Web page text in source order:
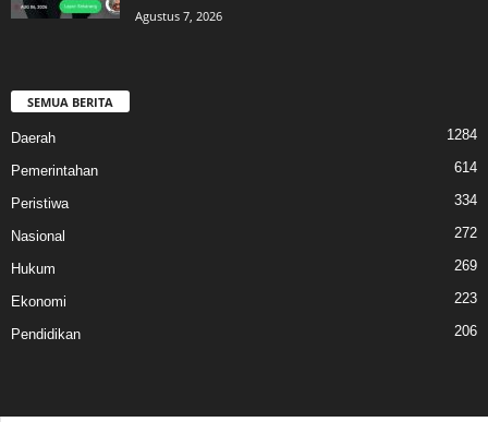
Agustus 7, 2026
SEMUA BERITA
Daerah 1284
Pemerintahan 614
Peristiwa 334
Nasional 272
Hukum 269
Ekonomi 223
Pendidikan 206